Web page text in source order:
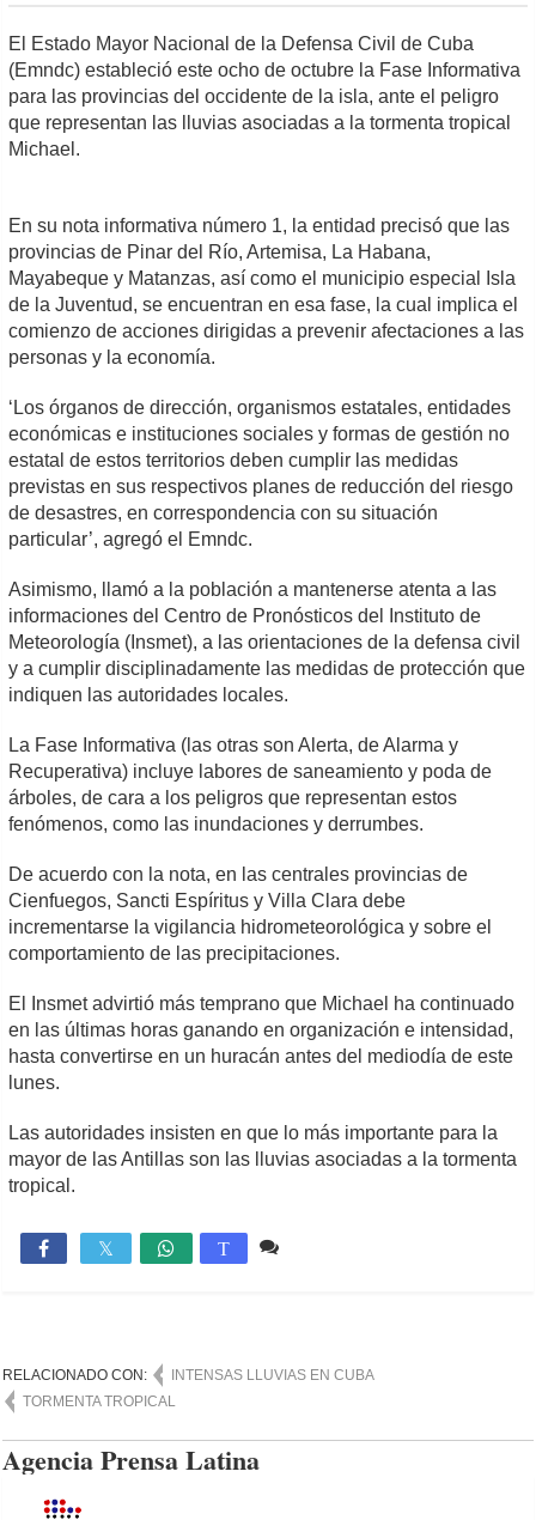
El Estado Mayor Nacional de la Defensa Civil de Cuba
(Emndc) estableció este ocho de octubre la Fase Informativa
para las provincias del occidente de la isla, ante el peligro
que representan las lluvias asociadas a la tormenta tropical
Michael.
En su nota informativa número 1, la entidad precisó que las
provincias de Pinar del Río, Artemisa, La Habana,
Mayabeque y Matanzas, así como el municipio especial Isla
de la Juventud, se encuentran en esa fase, la cual implica el
comienzo de acciones dirigidas a prevenir afectaciones a las
personas y la economía.
‘Los órganos de dirección, organismos estatales, entidades
económicas e instituciones sociales y formas de gestión no
estatal de estos territorios deben cumplir las medidas
previstas en sus respectivos planes de reducción del riesgo
de desastres, en correspondencia con su situación
particular’, agregó el Emndc.
Asimismo, llamó a la población a mantenerse atenta a las
informaciones del Centro de Pronósticos del Instituto de
Meteorología (Insmet), a las orientaciones de la defensa civil
y a cumplir disciplinadamente las medidas de protección que
indiquen las autoridades locales.
La Fase Informativa (las otras son Alerta, de Alarma y
Recuperativa) incluye labores de saneamiento y poda de
árboles, de cara a los peligros que representan estos
fenómenos, como las inundaciones y derrumbes.
De acuerdo con la nota, en las centrales provincias de
Cienfuegos, Sancti Espíritus y Villa Clara debe
incrementarse la vigilancia hidrometeorológica y sobre el
comportamiento de las precipitaciones.
El Insmet advirtió más temprano que Michael ha continuado
en las últimas horas ganando en organización e intensidad,
hasta convertirse en un huracán antes del mediodía de este
lunes.
Las autoridades insisten en que lo más importante para la
mayor de las Antillas son las lluvias asociadas a la tormenta
tropical.
 T
RELACIONADO CON:
INTENSAS LLUVIAS EN CUBA
TORMENTA TROPICAL
Agencia Prensa Latina